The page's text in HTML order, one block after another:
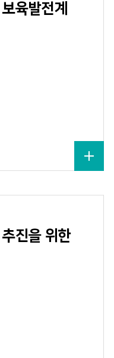
육발전계
진을 위한